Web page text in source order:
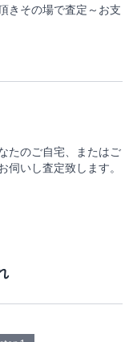
きその場で査定～お支
たのご自宅、またはご
伺いし査定致します。